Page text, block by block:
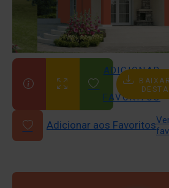
ADICIONAR
AOS
FAVORITOS
Adicionar aos Favoritos